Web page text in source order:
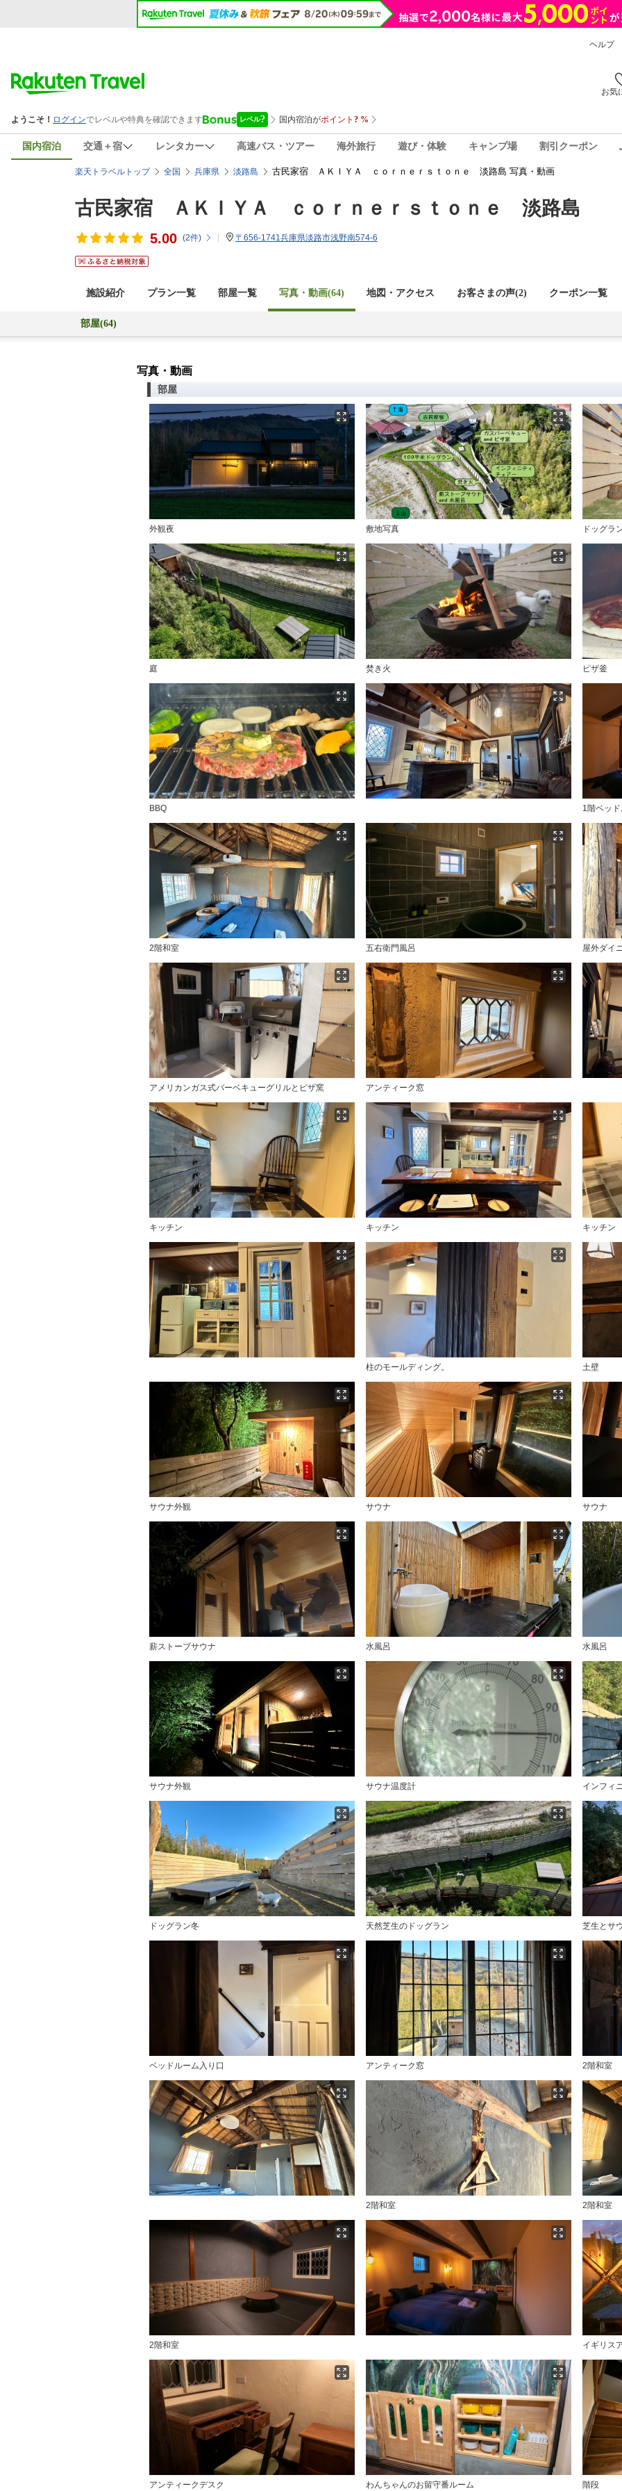
ヘルプ
お気
国内宿泊 交通＋宿 レンタカー 高速バス・ツアー 海外旅行 遊び・体験 キャンプ場 割引クーポン
楽天トラベルトップ 全国 兵庫県 淡路島 古民家宿 ＡＫＩＹＡ ｃｏｒｎｅｒｓｔｏｎｅ 淡路島 写真・動画
古民家宿 ＡＫＩＹＡ ｃｏｒｎｅｒｓｔｏｎｅ 淡路島
5.00 (2件) 〒656-1741兵庫県淡路市浅野南574-6
施設紹介 プラン一覧 部屋一覧 写真・動画(64) 地図・アクセス お客さまの声(2) クーポン一覧
部屋(64)
写真・動画
部屋
外観夜 敷地写真 ドッグラ
庭 焚き火 ピザ釜
BBQ 1階ベッ
2階和室 五右衛門風呂 屋外ダイ
アメリカンガス式バーベキューグリルとピザ窯 アンティーク窓
キッチン キッチン キッチン
柱のモールディング。 土壁
サウナ外観 サウナ サウナ
薪ストーブサウナ 水風呂 水風呂
サウナ外観 サウナ温度計 インフィ
ドッグラン冬 天然芝生のドッグラン 芝生とサ
ベッドルーム入り口 アンティーク窓 2階和室
2階和室 2階和室
2階和室 イギリス
アンティークデスク わんちゃんのお留守番ルーム 階段